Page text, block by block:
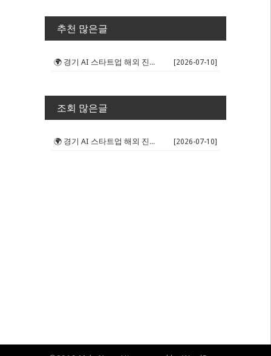
추천 많은글
🌍 경기 AI 스타트업 해외 진출 판... [2026-07-10]
조회 많은글
🌍 경기 AI 스타트업 해외 진출 판... [2026-07-10]